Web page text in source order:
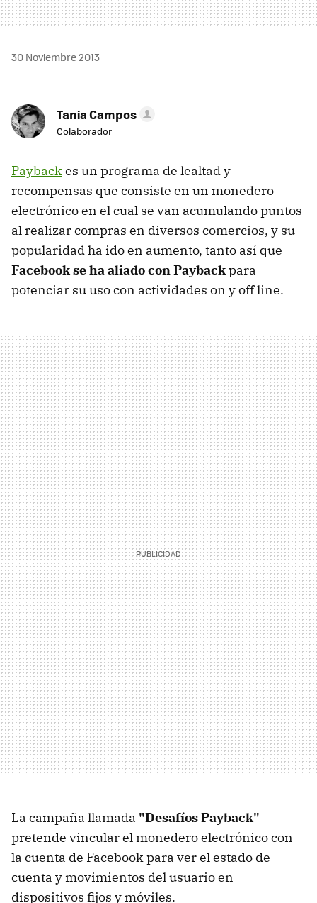
30 Noviembre 2013
Tania Campos
Colaborador
Payback es un programa de lealtad y
recompensas que consiste en un monedero
electrónico en el cual se van acumulando puntos
al realizar compras en diversos comercios, y su
popularidad ha ido en aumento, tanto así que
Facebook se ha aliado con Paybackpara
potenciar su uso con actividades on y off line.
La campaña llamada "Desafíos Payback"
pretende vincular el monedero electrónico con
la cuenta de Facebook para ver el estado de
cuenta y movimientos del usuario en
dispositivos fijos y móviles.